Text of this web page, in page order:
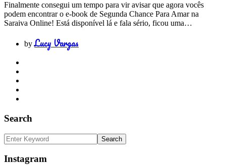
Finalmente consegui um tempo para vir avisar que agora vocês
podem encontrar o e-book de Segunda Chance Para Amar na
Saraiva Online! Está disponível lá e fala sério, ficou uma…
byLucy Vargas
Search
Instagram